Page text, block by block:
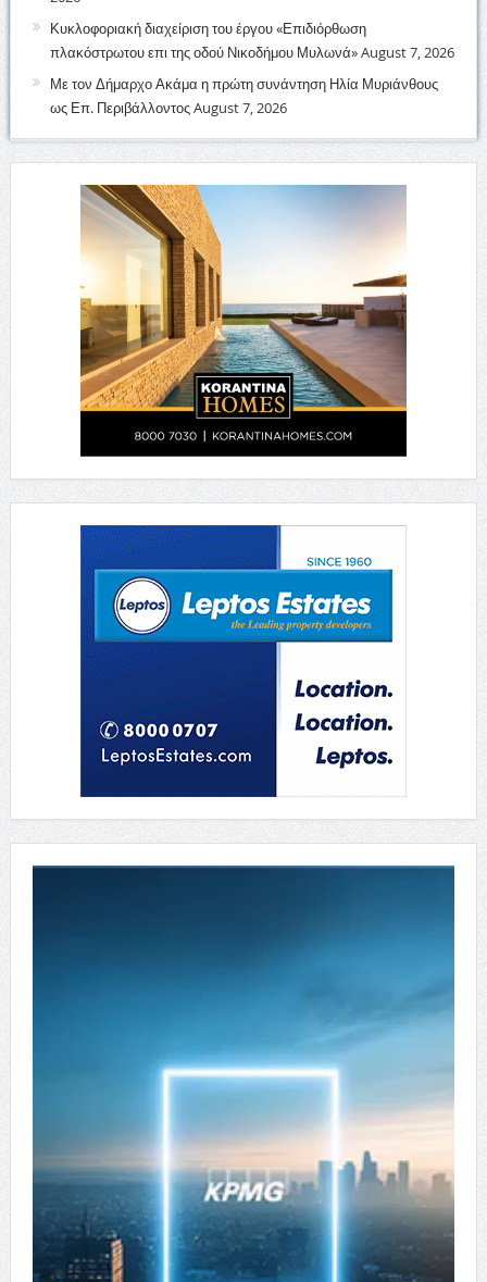
Κυκλοφοριακή διαχείριση του έργου «Επιδιόρθωση
πλακόστρωτου επι της οδού Νικοδήμου Μυλωνά»August 7, 2026
Με τον Δήμαρχο Ακάμα η πρώτη συνάντηση Ηλία Μυριάνθους
ως Επ. ΠεριβάλλοντοςAugust 7, 2026